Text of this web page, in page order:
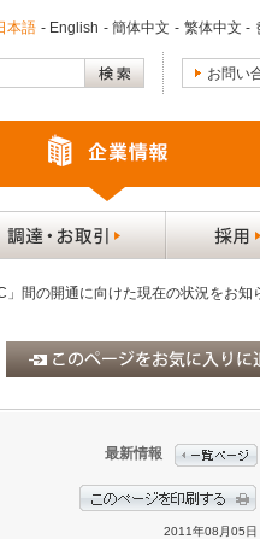
本語 - English - 簡体中文 - 繁体中文 -
お問い
間の開通に向けた現在の状況をお知
最新情報
2011年08月05日